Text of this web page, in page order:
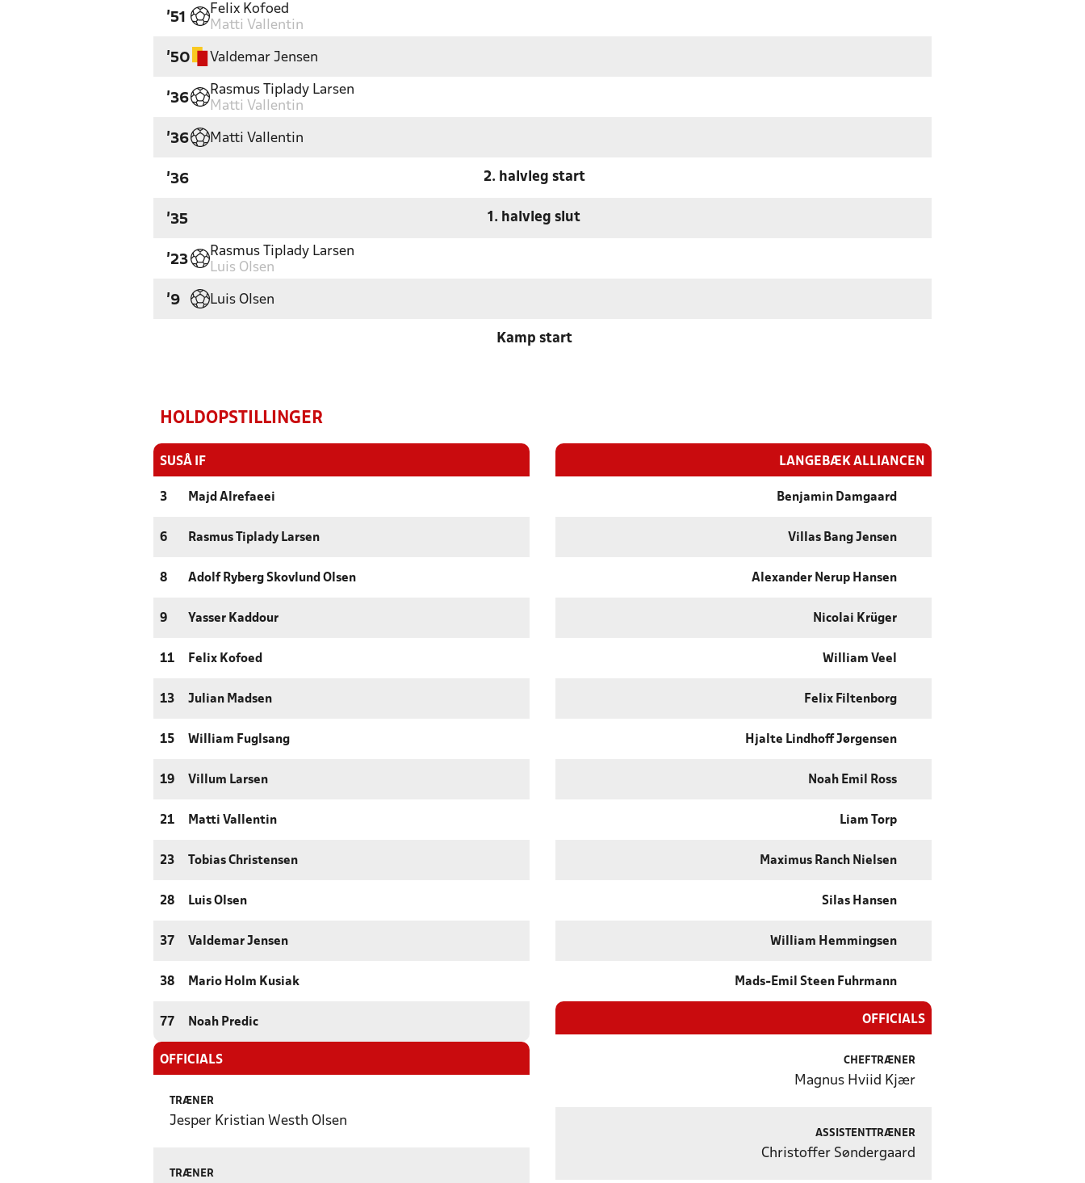
'51
Felix Kofoed
Matti Vallentin
'50 Valdemar Jensen
'36
Rasmus Tiplady Larsen
Matti Vallentin
'36 Matti Vallentin
'36 2. halvleg start
'35 1. halvleg slut
'23
Rasmus Tiplady Larsen
Luis Olsen
'9 Luis Olsen
Kamp start
HOLDOPSTILLINGER
SUSÅ IF
3 Majd Alrefaeei
6 Rasmus Tiplady Larsen
8 Adolf Ryberg Skovlund Olsen
9 Yasser Kaddour
11 Felix Kofoed
13 Julian Madsen
15 William Fuglsang
19 Villum Larsen
21 Matti Vallentin
23 Tobias Christensen
28 Luis Olsen
37 Valdemar Jensen
38 Mario Holm Kusiak
77 Noah Predic
OFFICIALS
TRÆNER
Jesper Kristian Westh Olsen
TRÆNER
LANGEBÆK ALLIANCEN
Benjamin Damgaard
Villas Bang Jensen
Alexander Nerup Hansen
Nicolai Krüger
William Veel
Felix Filtenborg
Hjalte Lindhoff Jørgensen
Noah Emil Ross
Liam Torp
Maximus Ranch Nielsen
Silas Hansen
William Hemmingsen
Mads-Emil Steen Fuhrmann
OFFICIALS
CHEFTRÆNER
Magnus Hviid Kjær
ASSISTENTTRÆNER
Christoffer Søndergaard